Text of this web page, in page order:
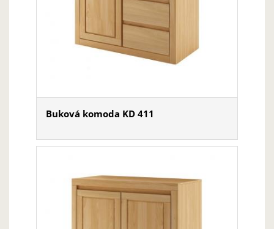
Buková komoda KD 411